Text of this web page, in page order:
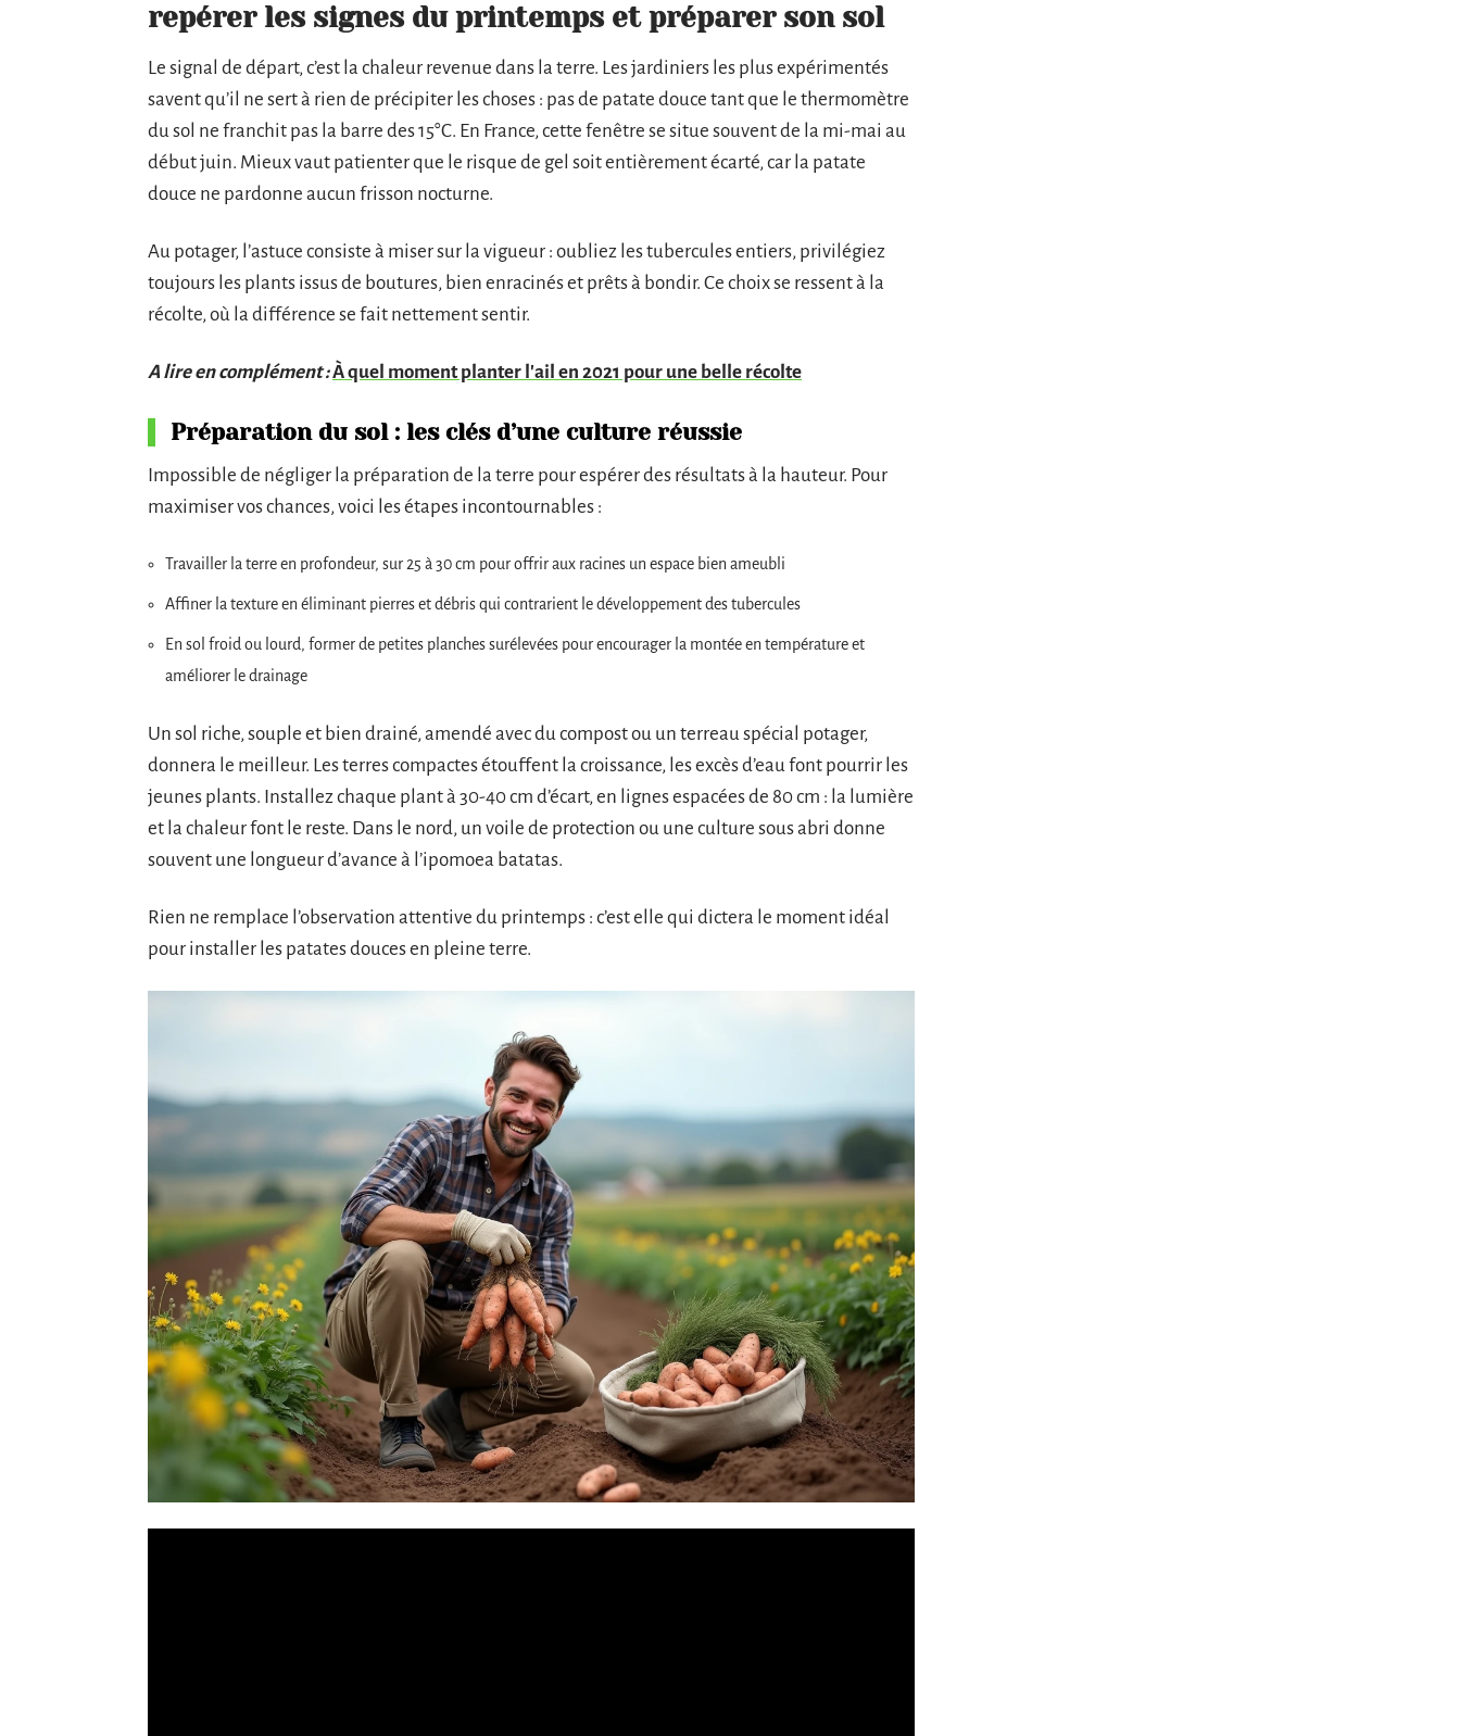
repérer les signes du printemps et préparer son sol
Le signal de départ, c’est la chaleur revenue dans la terre. Les jardiniers les plus expérimentés
savent qu’il ne sert à rien de précipiter les choses : pas de patate douce tant que le thermomètre
du sol ne franchit pas la barre des 15°C. En France, cette fenêtre se situe souvent de la mi-mai au
début juin. Mieux vaut patienter que le risque de gel soit entièrement écarté, car la patate
douce ne pardonne aucun frisson nocturne.
Au potager, l’astuce consiste à miser sur la vigueur : oubliez les tubercules entiers, privilégiez
toujours les plants issus de boutures, bien enracinés et prêts à bondir. Ce choix se ressent à la
récolte, où la différence se fait nettement sentir.
A lire en complément :À quel moment planter l'ail en 2021 pour une belle récolte
Préparation du sol : les clés d’une culture réussie
Impossible de négliger la préparation de la terre pour espérer des résultats à la hauteur. Pour
maximiser vos chances, voici les étapes incontournables :
Travailler la terre en profondeur, sur 25 à 30 cm pour offrir aux racines un espace bien ameubli
Affiner la texture en éliminant pierres et débris qui contrarient le développement des tubercules
En sol froid ou lourd, former de petites planches surélevées pour encourager la montée en température et
améliorer le drainage
Un sol riche, souple et bien drainé, amendé avec du compost ou un terreau spécial potager,
donnera le meilleur. Les terres compactes étouffent la croissance, les excès d’eau font pourrir les
jeunes plants. Installez chaque plant à 30-40 cm d’écart, en lignes espacées de 80 cm : la lumière
et la chaleur font le reste. Dans le nord, un voile de protection ou une culture sous abri donne
souvent une longueur d’avance à l’ipomoea batatas.
Rien ne remplace l’observation attentive du printemps : c’est elle qui dictera le moment idéal
pour installer les patates douces en pleine terre.